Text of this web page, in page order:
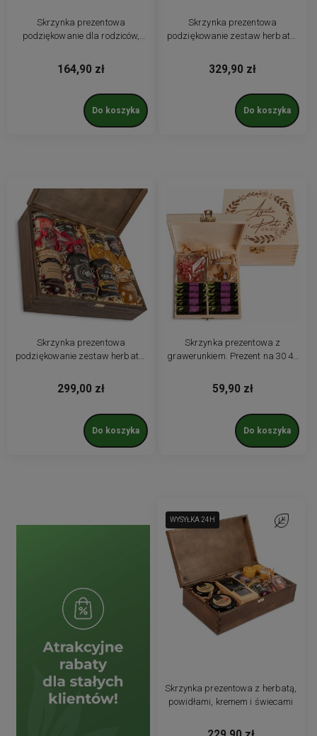
Skrzynka prezentowa
podziękowanie dla rodziców,
grawer
164,90 zł
Do koszyka
Skrzynka prezentowa
podziękowanie zestaw herbata,
329,90 zł
Do koszyka
Skrzynka prezentowa
podziękowanie zestaw herbata,
299,00 zł
Do koszyka
Skrzynka prezentowa z
grawerunkiem. Prezent na 30 40
Zakończenie roku szkolnego.
59,90 zł
Do koszyka
WYSYŁKA 24H
WYSYŁKA 24H
Skrzynka prezentowa z herbatą,
powidłami, kremem i świecami
Do